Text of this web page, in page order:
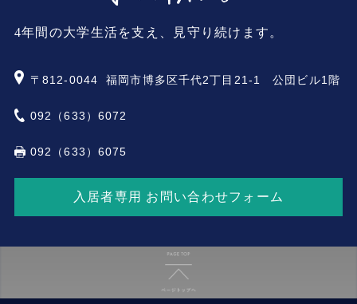
4年間の大学生活を支え、見守り続けます。
〒812-0044 福岡市博多区千代2丁目21-1 公団ビル1階
092（633）6072
092（633）6075
入居者専用 お問い合わせフォーム